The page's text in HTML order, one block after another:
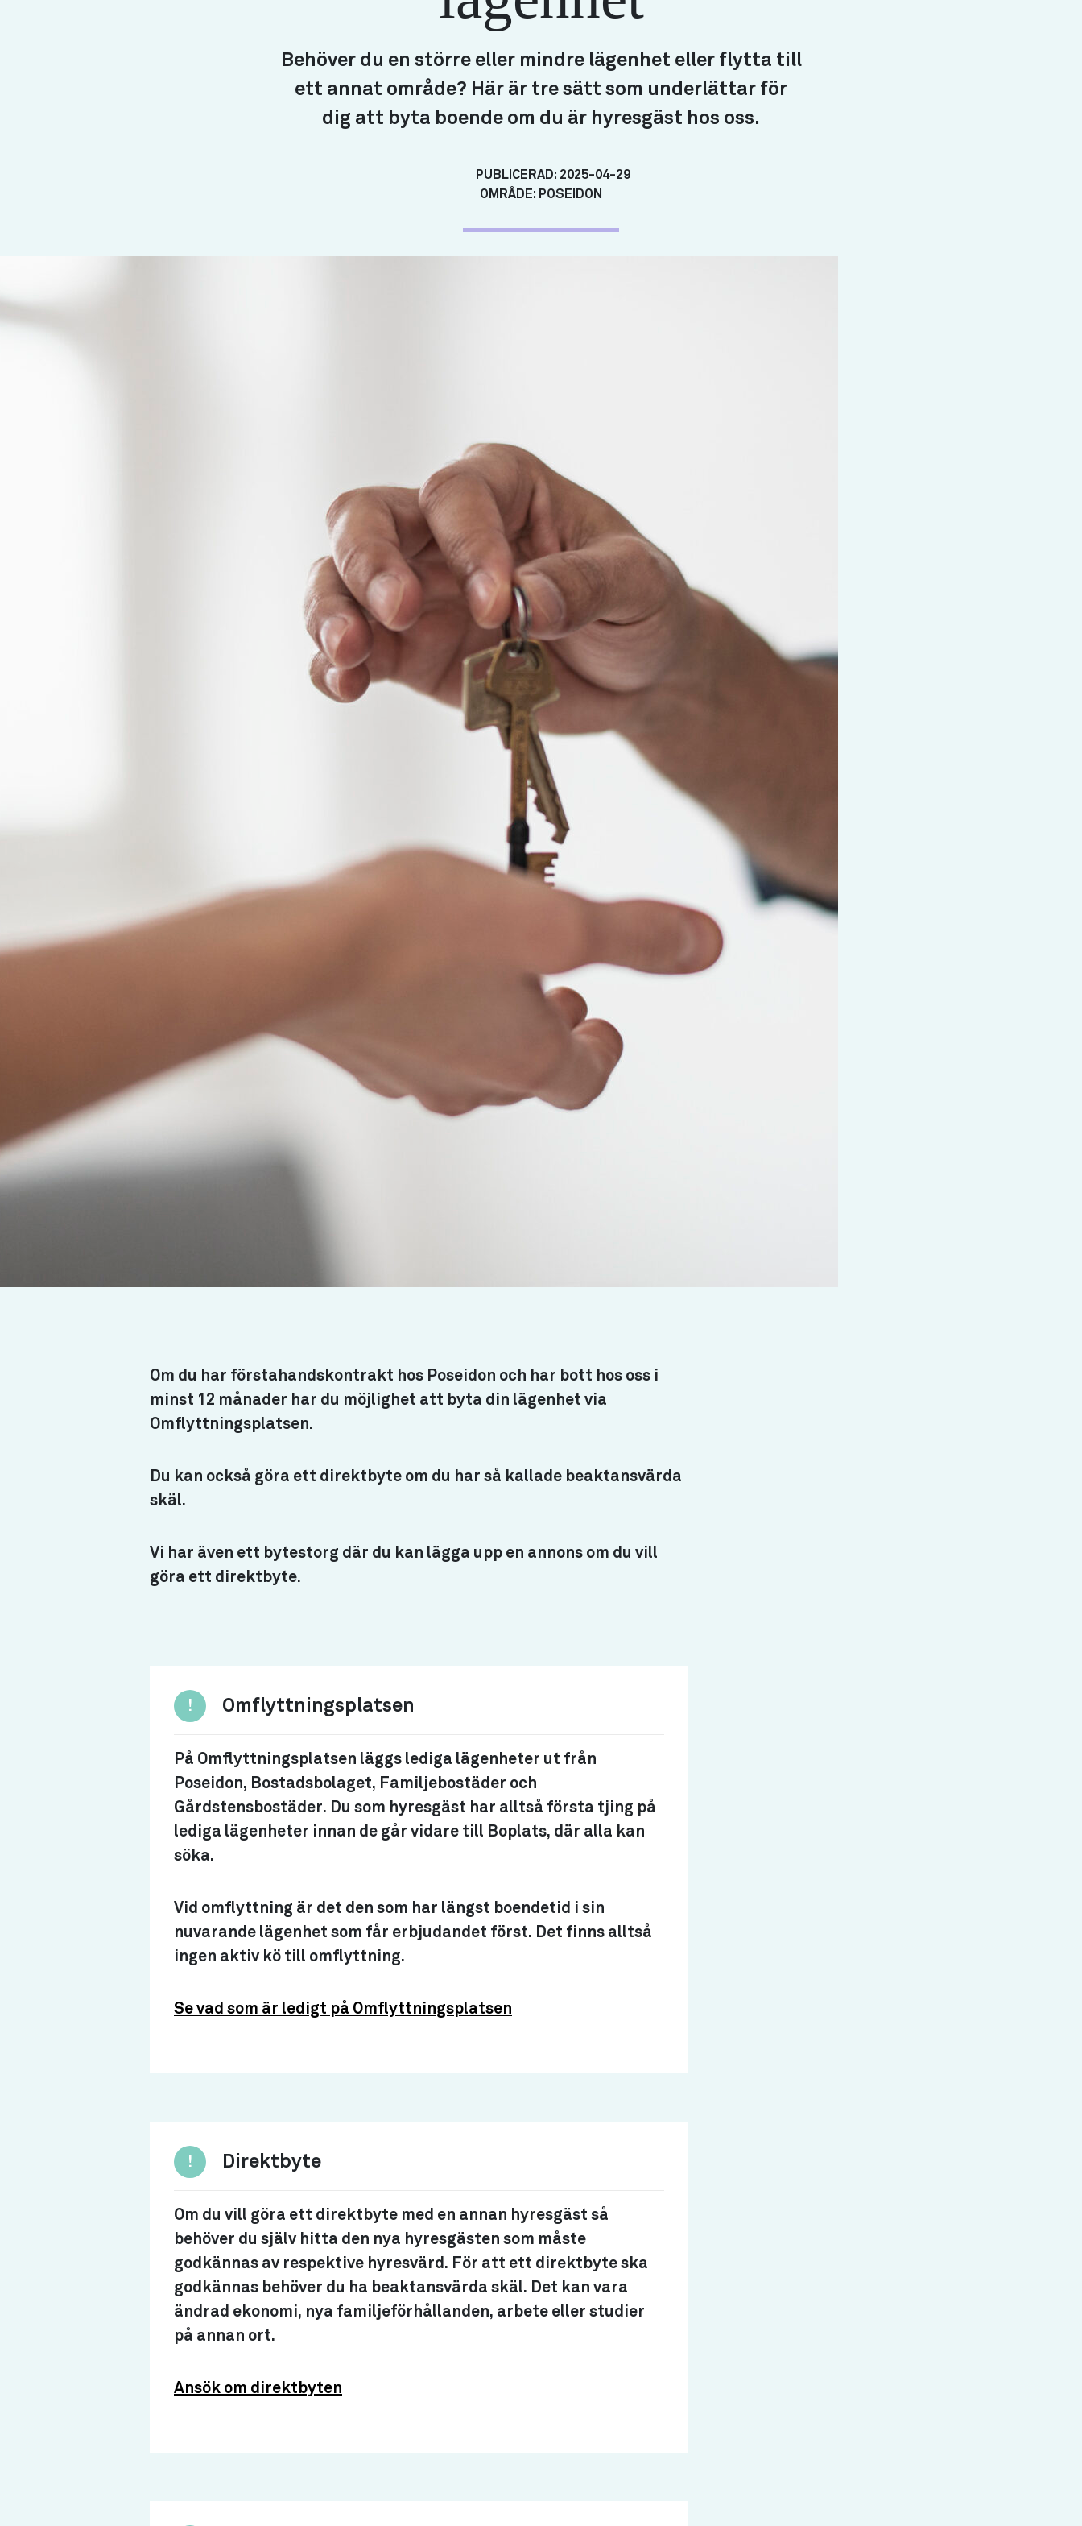
Behöver du en större eller mindre lägenhet eller flytta till
ett annat område? Här är tre sätt som underlättar för
dig att byta boende om du är hyresgäst hos oss.
PUBLICERAD: 2025-04-29
OMRÅDE: POSEIDON
Om du har förstahandskontrakt hos Poseidon och har bott hos oss i
minst 12 månader har du möjlighet att byta din lägenhet via
Omflyttningsplatsen.
Du kan också göra ett direktbyte om du har så kallade beaktansvärda
skäl.
Vi har även ett bytestorg där du kan lägga upp en annons om du vill
göra ett direktbyte.
! Omflyttningsplatsen
På Omflyttningsplatsen läggs lediga lägenheter ut från
Poseidon, Bostadsbolaget, Familjebostäder och
Gårdstensbostäder. Du som hyresgäst har alltså första tjing på
lediga lägenheter innan de går vidare till Boplats, där alla kan
söka.
Vid omflyttning är det den som har längst boendetid i sin
nuvarande lägenhet som får erbjudandet först. Det finns alltså
ingen aktiv kö till omflyttning.
Se vad som är ledigt på Omflyttningsplatsen
! Direktbyte
Om du vill göra ett direktbyte med en annan hyresgäst så
behöver du själv hitta den nya hyresgästen som måste
godkännas av respektive hyresvärd. För att ett direktbyte ska
godkännas behöver du ha beaktansvärda skäl. Det kan vara
ändrad ekonomi, nya familjeförhållanden, arbete eller studier
på annan ort.
Ansök om direktbyten